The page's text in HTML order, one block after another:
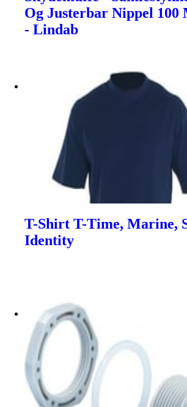
Og Justerbar Nippel 100
- Lindab
T-Shirt T-Time, Marine,
Identity